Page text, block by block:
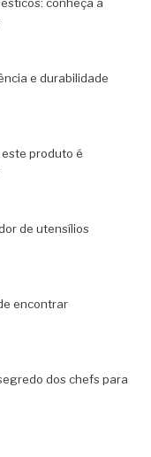
e durabilidade
produto é
de utensílios
encontrar
dos chefs para